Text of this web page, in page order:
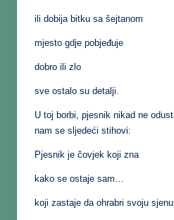
ili dobija bitku sa šejtanom
mjesto gdje pobjeđuje
dobro ili zlo
sve ostalo su detalji.
U toj borbi, pjesnik nikad ne
nam se sljedeći stihovi:
Pjesnik je čovjek koji zna
kako se ostaje sam…
koji zastaje da ohrabri svoju sjenu